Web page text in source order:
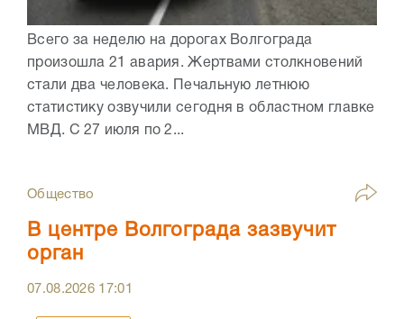
Всего за неделю на дорогах Волгограда
произошла 21 авария. Жертвами столкновений
стали два человека. Печальную летнюю
статистику озвучили сегодня в областном главке
МВД. С 27 июля по 2...
Общество
В центре Волгограда зазвучит
орган
07.08.2026 17:01